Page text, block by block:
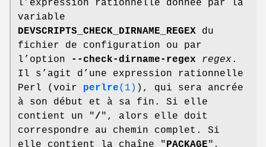
l’expression rationnelle donnée par la
variable
DEVSCRIPTS_CHECK_DIRNAME_REGEX du
fichier de configuration ou par
l’option
--check-dirname-regex regex.
Il s’agit d’une expression rationnelle
Perl (voir perlre(1) ), qui sera ancrée
à son début et à sa fin. Si elle
contient un "/ ", alors elle doit
correspondre au chemin complet. Si
elle contient la chaîne " PACKAGE",